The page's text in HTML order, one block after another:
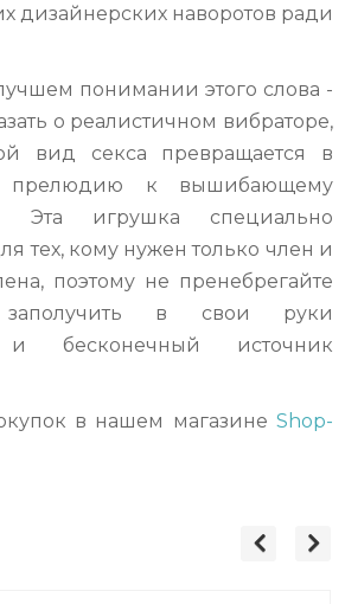
дизайнерских наворотов ради
понимании этого слова -
о реалистичном вибраторе,
вид секса превращается в
прелюдию к вышибающему
Эта игрушка специально
тех, кому нужен только член и
поэтому не пренебрегайте
заполучить в свои руки
и бесконечный источник
в нашем магазине Shop-